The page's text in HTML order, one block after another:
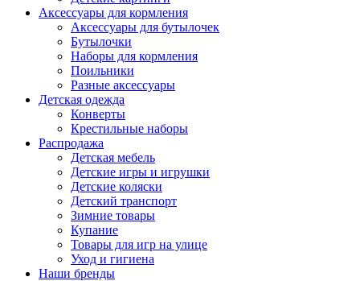
Аксессуары для кормления
Аксессуары для бутылочек
Бутылочки
Наборы для кормления
Поильники
Разные аксессуары
Детская одежда
Конверты
Крестильные наборы
Распродажа
Детская мебель
Детские игры и игрушки
Детские коляски
Детский транспорт
Зимние товары
Купание
Товары для игр на улице
Уход и гигиена
Наши бренды